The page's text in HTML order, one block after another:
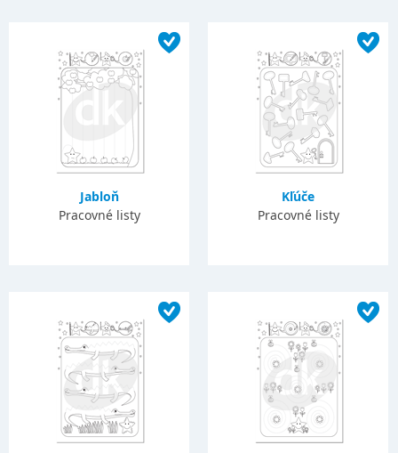
Jabloň
Pracovné listy
Kľúče
Pracovné listy